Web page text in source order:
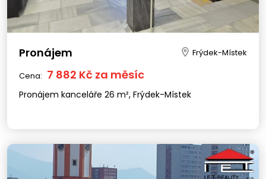
Pronájem Frýdek-Místek
Cena: 7 882 Kč za měsíc
Pronájem kanceláře 26 m², Frýdek-Místek